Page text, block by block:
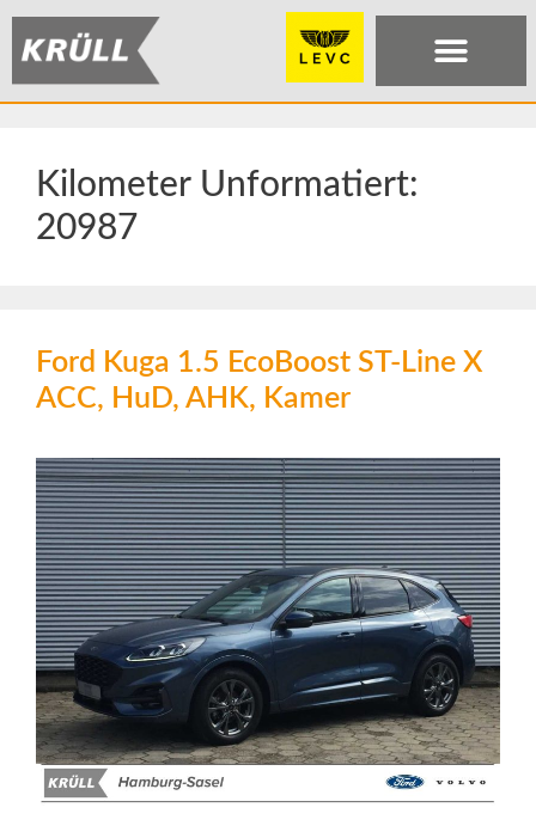
Kilometer Unformatiert:
20987
Ford Kuga 1.5 EcoBoost ST-Line X
ACC, HuD, AHK, Kamer